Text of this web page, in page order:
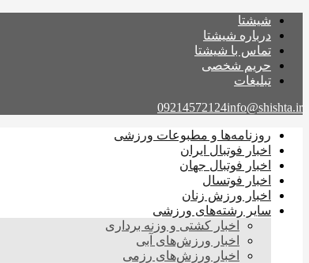
شیشتا
درباره شیشتا
تماس با شیشتا
حریم شخصی
تبلیغات
09214572124info@shishta.ir
روزنامه‌ها و مطبوعات ورزشی
اخبار فوتبال ایران
اخبار فوتبال جهان
اخبار فوتسال
اخبار ورزش زنان
سایر رشته‌های ورزشی
اخبار کشتی و وزنه برداری
اخبار ورزش‌های آبی
اخبار ورزش‌های رزمی